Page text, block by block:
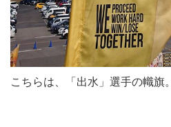
こちらは、「出水」選手の幟旗。